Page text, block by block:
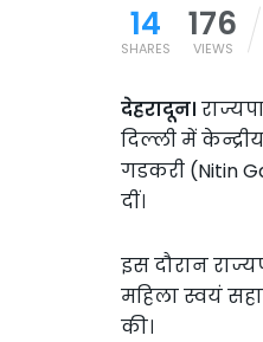
14
SHARES
176
VIEWS
देहरादून।
दिल्ली में
गडकरी (Nitin
दीं।
इस दौरान
महिला स्वयं
की।